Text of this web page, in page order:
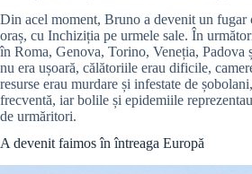
Din acel moment, Bruno a devenit un fugar
oraș, cu Inchiziția pe urmele sale. În
în Roma, Genova, Torino, Veneția,
nu era ușoară, călătoriile erau dificile,
resurse erau murdare și infestate de
frecventă, iar bolile și epidemiile
de urmăritori.
A devenit faimos în întreaga Europă